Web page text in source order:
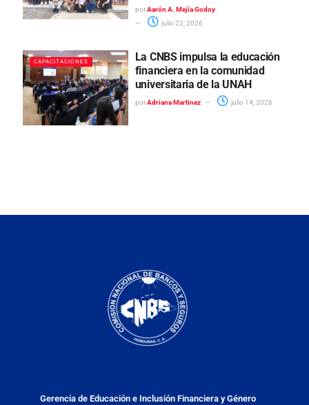
por Aarón A. Mejía Godoy
julio 22, 2026
CAPACITACIONES
La CNBS impulsa la educación
financiera en la comunidad
universitaria de la UNAH
por Adriana Martinez julio 14, 2026
Gerencia de Educación e Inclusión Financiera y Género